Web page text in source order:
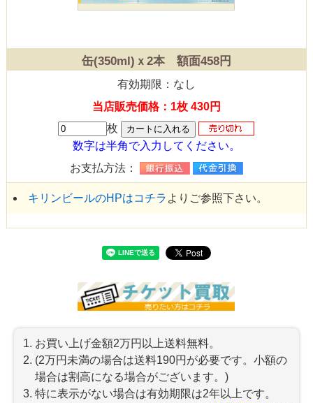
缶(350ml)ｘ2本 額面458円
有効期限：なし
当店販売価格：1枚 430円
枚
数字は半角で入力してください。
お支払方法：
キリンビールのHPはコチラ よりご参照下さい。
お買い上げ金額2万円以上送料無料。
(2万円未満の場合は送料190円が必要です。小額の
場合は割高になる場合がございます。)
特に表示がない場合は有効期限は2年以上です。